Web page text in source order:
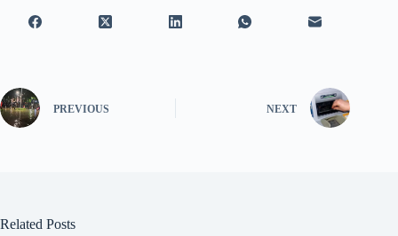
PREVIOUS NEXT
Related Posts